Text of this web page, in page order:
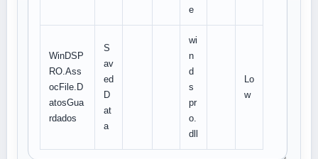
e
WinDSP
RO.Ass
ocFile.D
atosGua
rdados
S
av
ed
D
at
a
wi
n
d
s
pr
o.
dll
Lo
w